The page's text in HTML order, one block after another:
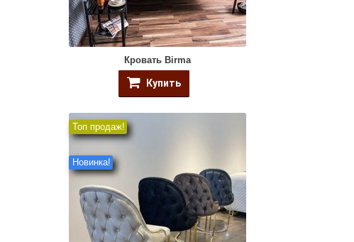
Кровать Birma
Купить
Топ продаж!
Новинка!